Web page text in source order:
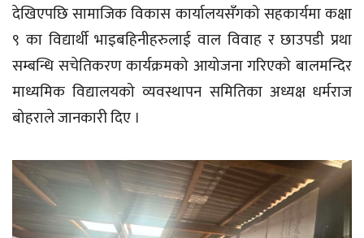
देखिएपछि सामाजिक विकास कार्यालयसँगको सहकार्यमा कक्षा
९ का विद्यार्थी भाइबहिनीहरुलाई वाल विवाह र छाउपडी प्रथा
सम्बन्धि सचेतिकरण कार्यक्रमको आयोजना गरिएको बालमन्दिर
माध्यमिक विद्यालयको व्यवस्थापन समितिका अध्यक्ष धर्मराज
बोहराले जानकारी दिए ।